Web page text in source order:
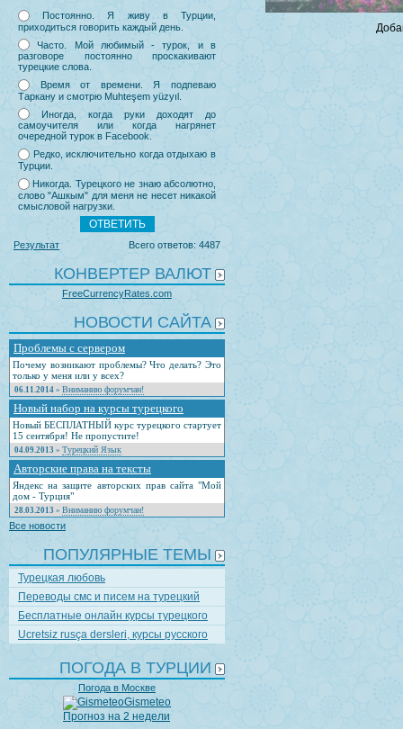
Постоянно. Я живу в Турции,
приходиться говорить каждый день.
Часто. Мой любимый - турок, и в
разговоре постоянно проскакивают
турецкие слова.
Время от времени. Я подпеваю
Таркану и смотрю Muhteşem yüzyıl.
Иногда, когда руки доходят до
самоучителя или когда нагрянет
очередной турок в Facebook.
Редко, исключительно когда отдыхаю в
Турции.
Никогда. Турецкого не знаю абсолютно,
слово "Ашкым" для меня не несет никакой
смысловой нагрузки.
Результат Всего ответов: 4487
КОНВЕРТЕР ВАЛЮТ
FreeCurrencyRates.com
НОВОСТИ САЙТА
Проблемы с сервером
Почему возникают проблемы? Что делать? Это
только у меня или у всех?
06.11.2014 » Вниманию форумчан!
Новый набор на курсы турецкого
Новый БЕСПЛАТНЫЙ курс турецкого стартует
15 сентября! Не пропустите!
04.09.2013 » Турецкий Язык
Авторские права на тексты
Яндекс на защите авторских прав сайта "Мой
дом - Турция"
28.03.2013 » Вниманию форумчан!
Все новости
ПОПУЛЯРНЫЕ ТЕМЫ
Турецкая любовь
Переводы смс и писем на турецкий
Бесплатные онлайн курсы турецкого
Ucretsiz rusça dersleri, курсы русского
ПОГОДА В ТУРЦИИ
Погода в Москве
Gismeteo
Прогноз на 2 недели